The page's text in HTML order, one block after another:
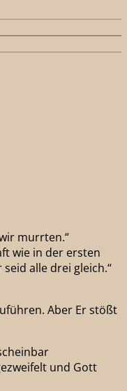
murrten.“
wie in der ersten
alle drei gleich.“
Aber Er stößt
und Gott